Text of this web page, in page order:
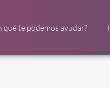
qué te podemos ayudar?